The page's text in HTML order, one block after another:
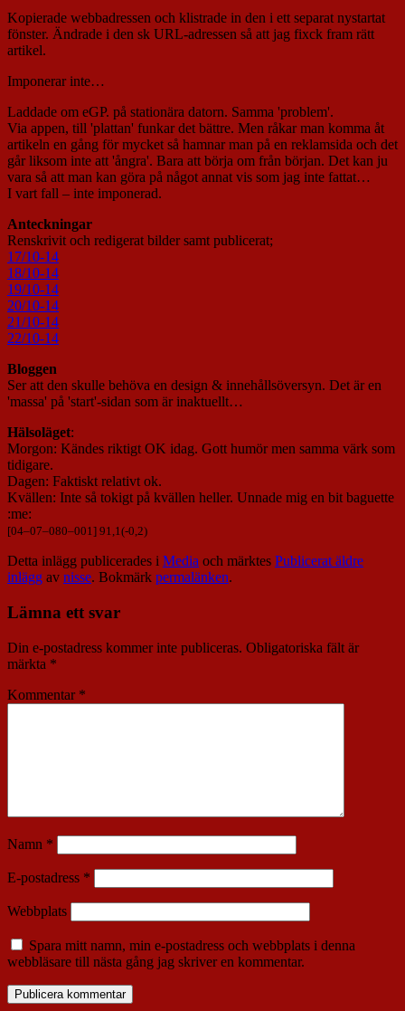
Kopierade webbadressen och klistrade in den i ett separat nystartat
fönster. Ändrade i den sk URL-adressen så att jag fixck fram rätt
artikel.
Imponerar inte…
Laddade om eGP. på stationära datorn. Samma 'problem'.
Via appen, till 'plattan' funkar det bättre. Men råkar man komma åt
artikeln en gång för mycket så hamnar man på en reklamsida och det
går liksom inte att 'ångra'. Bara att börja om från början. Det kan ju
vara så att man kan göra på något annat vis som jag inte fattat…
I vart fall – inte imponerad.
Anteckningar
Renskrivit och redigerat bilder samt publicerat;
17/10-14
18/10-14
19/10-14
20/10-14
21/10-14
22/10-14
Bloggen
Ser att den skulle behöva en design & innehållsöversyn. Det är en
'massa' på 'start'-sidan som är inaktuellt…
Hälsoläget:
Morgon: Kändes riktigt OK idag. Gott humör men samma värk som
tidigare.
Dagen: Faktiskt relativt ok.
Kvällen: Inte så tokigt på kvällen heller. Unnade mig en bit baguette
:me:
[04–07–080–001] 91,1(-0,2)
Detta inlägg publicerades i Media och märktes Publicerat äldre
inlägg av nisse. Bokmärk permalänken.
Lämna ett svar
Din e-postadress kommer inte publiceras. Obligatoriska fält är
märkta *
Kommentar *
Namn *
E-postadress *
Webbplats
Spara mitt namn, min e-postadress och webbplats i denna
webbläsare till nästa gång jag skriver en kommentar.